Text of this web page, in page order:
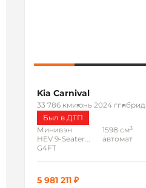
Kia Carnival
33 786 кмиюнь 2024 ггибрид
Был в ДТП
Минивэн
HEV 9-Seater...
G4FT
1598 см3
автомат
5 981 211 ₽